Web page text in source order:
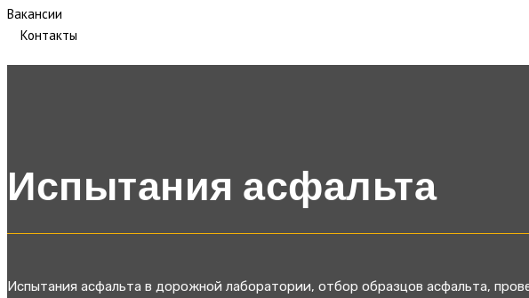
Вакансии
Контакты
Испытания асфальта
Испытания асфальта в дорожной лаборатории, отбор образцов асфальта,